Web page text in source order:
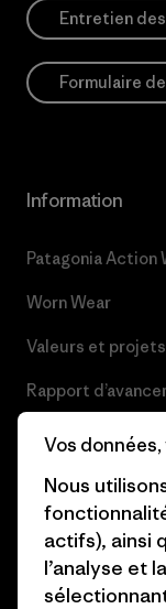
Entretien
Formulaire
Information
Patagonia Action
Worn Wear
Valeurs et projets
Rapport
Business Unusual
Objectifs
1% For The Planet
Comment nous
Vos
Nous
actifs), ainsi
l’analyse et